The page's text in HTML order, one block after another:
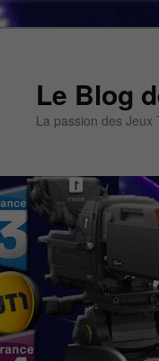
Le Blog
La passion des Jeux